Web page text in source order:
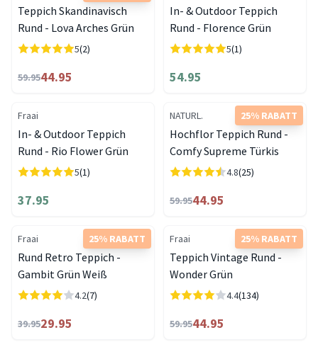
Teppich Skandinavisch
Rund - Lova Arches Grün
5(2)
59.9544.95
In- & Outdoor Teppich
Rund - Florence Grün
5(1)
54.95
Fraai
In- & Outdoor Teppich
Rund - Rio Flower Grün
5(1)
37.95
25% RABATT
NATURL.
Hochflor Teppich Rund -
Comfy Supreme Türkis
4.8(25)
59.9544.95
25% RABATT
Fraai
Rund Retro Teppich -
Gambit Grün Weiß
4.2(7)
39.9529.95
25% RABATT
Fraai
Teppich Vintage Rund -
Wonder Grün
4.4(134)
59.9544.95